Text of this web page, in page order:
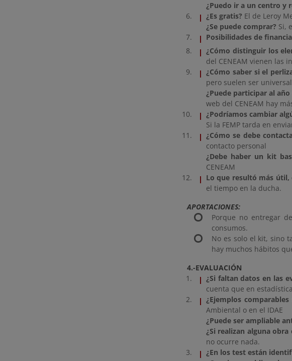
¿Puedo ir a un centro y
¿Es gratis? El de Leroy
¿Se puede comprar? Si,
Posibilidades de
¿Cómo distinguir los
del CENEAM vienen las
¿Cómo saber si el
pero suelen ser
¿Puede participar al
web del CENEAM hay
¿Podríamos cambiar
Si la FEMP tarda en
¿Cómo se debe
contacto personal
¿Debe haber un kit
CENEAM
Lo que resultó más
el tiempo en la ducha.
APORTACIONES:
Porque no entregar
consumos.
No es solo el kit, sino
hay muchos hábitos
4.-EVALUACIÓN
¿Si faltan datos en las
cuenta que en
¿Ejemplos
Ambiental o en el IDAE
¿Puede ser ampliable
¿Si realizan alguna
no ocurre nada.
¿En los test están